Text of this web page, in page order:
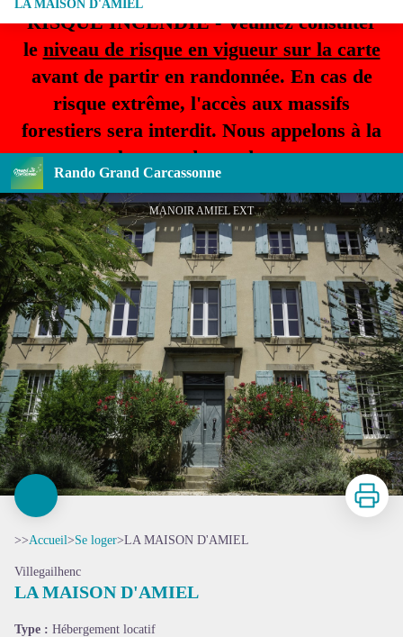
RISQUE INCENDIE - Veuillez consulter
le niveau de risque en vigueur sur la carte
avant de partir en randonnée. En cas de
risque extrême, l'accès aux massifs
forestiers sera interdit. Nous appelons à la
plus grande prudence.
Rando Grand Carcassonne
LA MAISON D'AMIEL
MANOIR AMIEL EXT
Imprimer
>>Accueil>Se loger>LA MAISON D'AMIEL
Villegailhenc
LA MAISON D'AMIEL
Type : Hébergement locatif